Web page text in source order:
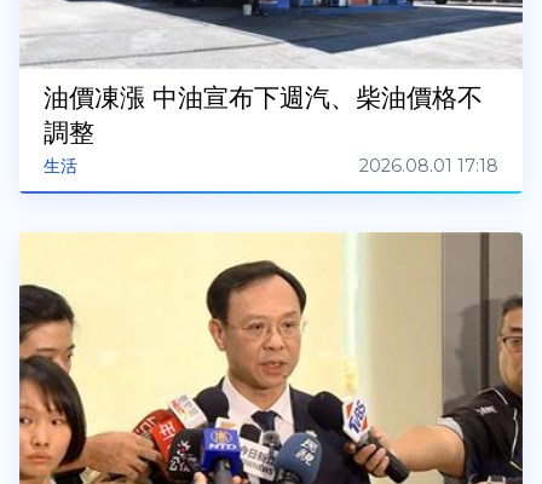
生活
油價凍漲 中油宣布下週汽、柴油價格不
調整
2026.08.01 17:18